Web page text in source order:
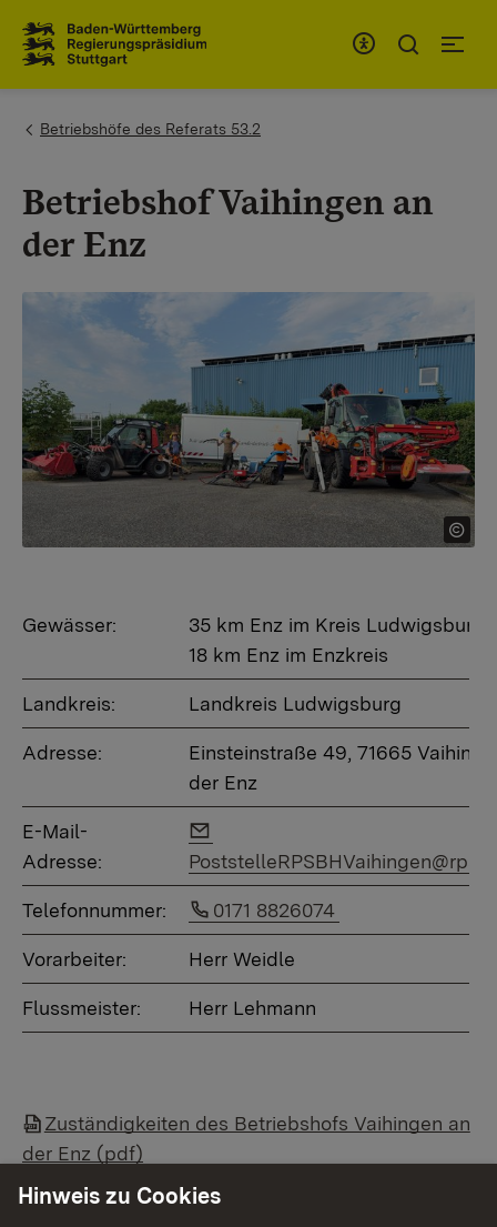
You are here:
Betriebshöfe des Referats 53.2
Betriebshof Vaihingen an
der Enz
Gewässer:
35 km Enz im Kreis Ludwigsburg
18 km Enz im Enzkreis
Landkreis: Landkreis Ludwigsburg
Adresse:
Einsteinstraße 49, 71665
der Enz
E-Mail-
Adresse:
Telefonnummer: Link auf Telefonnummer:
0171 8826074
Vorarbeiter: Herr Weidle
Flussmeister: Herr Lehmann
Zuständigkeiten des Betriebshofs Vaihingen an
der Enz (pdf)
Show larger version for:
Hinweis zu Cookies